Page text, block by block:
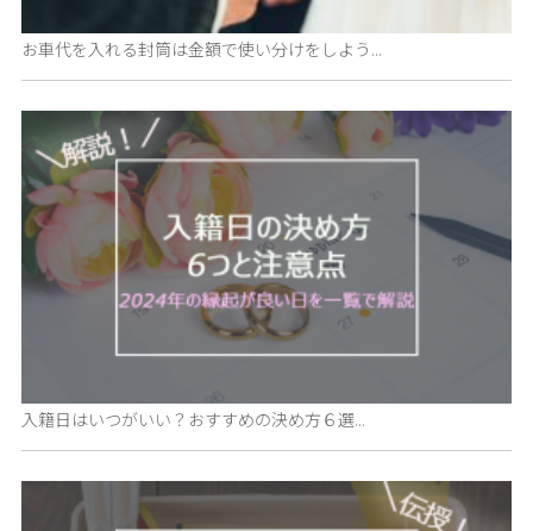
お車代を入れる封筒は金額で使い分けをしよう...
入籍日はいつがいい？おすすめの決め方６選...